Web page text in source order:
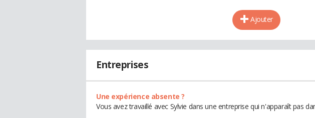
Ajouter
Entreprises
Une expérience absente ?
Vous avez travaillé avec Sylvie dans une entreprise qui n'apparaît pas